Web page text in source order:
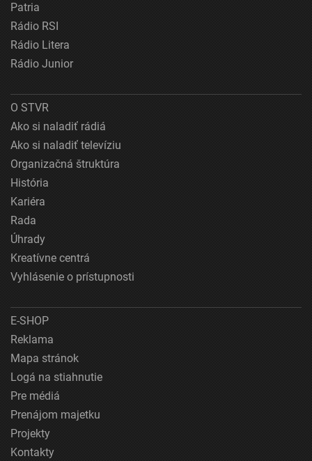
Patria
Rádio RSI
Rádio Litera
Rádio Junior
O STVR
Ako si naladiť rádiá
Ako si naladiť televíziu
Organizačná štruktúra
História
Kariéra
Rada
Úhrady
Kreatívne centrá
Vyhlásenie o prístupnosti
E-SHOP
Reklama
Mapa stránok
Logá na stiahnutie
Pre médiá
Prenájom majetku
Projekty
Kontakty